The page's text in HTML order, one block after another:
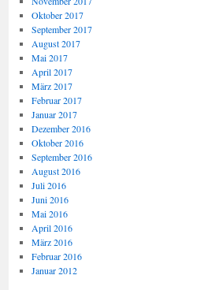
Oktober 2017
September 2017
August 2017
Mai 2017
April 2017
März 2017
Februar 2017
Januar 2017
Dezember 2016
Oktober 2016
September 2016
August 2016
Juli 2016
Juni 2016
Mai 2016
April 2016
März 2016
Februar 2016
Januar 2012